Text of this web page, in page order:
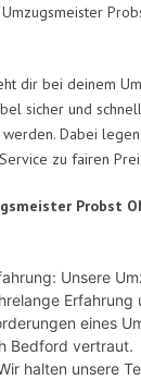
dir bei deinem
sicher und
Dabei
zu fairen
Probst
Unsere
Erfahrung
eines
Bedford vertraut.
halten unsere